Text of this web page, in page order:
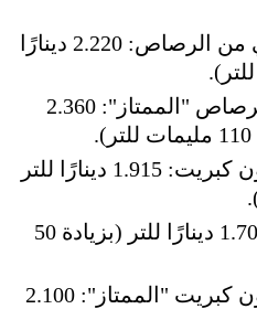
البنزين الرفيع الخالي من الرصاص: 2.220 دينارًا
البنزين الخالي من الرصاص "الممتاز": 2.360
الغازوال (الديزل) دون كبريت: 1.915 دينارًا للتر
الغازوال (الديزل): 1.705 دينارًا للتر (بزيادة 50
الغازوال (الديزل) دون كبريت "الممتاز": 2.100